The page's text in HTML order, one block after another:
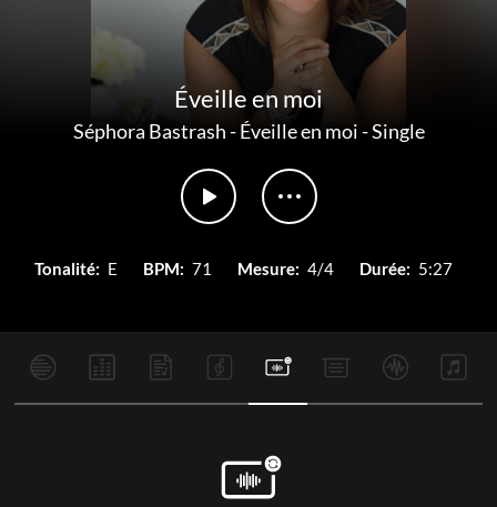
Éveille en moi
Séphora Bastrash-Éveille en moi - Single
Tonalité: E BPM: 71 Mesure: 4/4 Durée: 5:27